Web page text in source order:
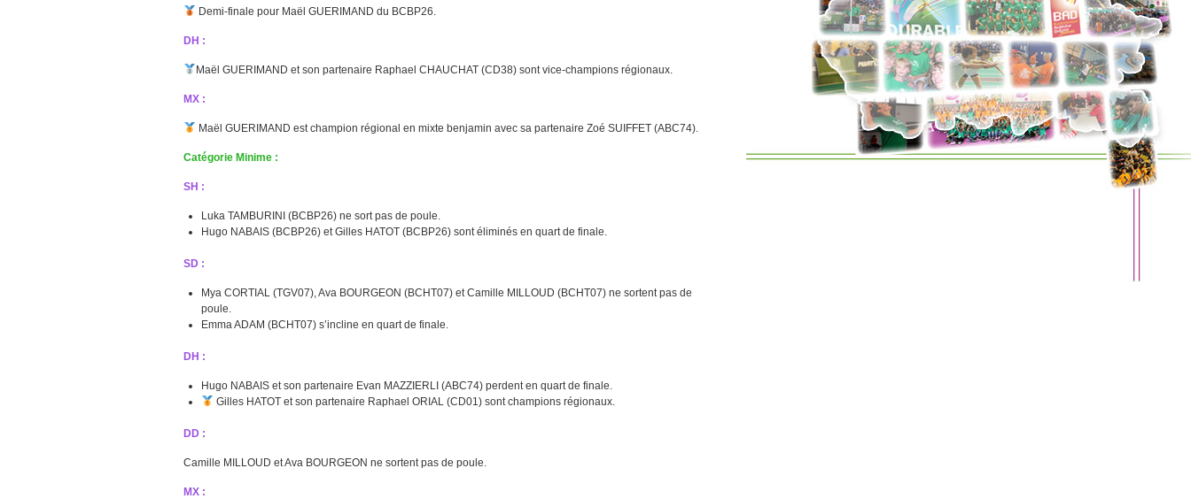
Demi-finale pour Maël GUERIMAND du BCBP26.
DH :
Maël GUERIMAND et son partenaire Raphael CHAUCHAT (CD38) sont vice-champions régionaux.
MX :
Maël GUERIMAND est champion régional en mixte benjamin avec sa partenaire Zoé SUIFFET (ABC74).
Catégorie Minime :
SH :
Luka TAMBURINI (BCBP26) ne sort pas de poule.
Hugo NABAIS (BCBP26) et Gilles HATOT (BCBP26) sont éliminés en quart de finale.
SD :
Mya CORTIAL (TGV07), Ava BOURGEON (BCHT07) et Camille MILLOUD (BCHT07) ne sortent pas de
poule.
Emma ADAM (BCHT07) s’incline en quart de finale.
DH :
Hugo NABAIS et son partenaire Evan MAZZIERLI (ABC74) perdent en quart de finale.
Gilles HATOT et son partenaire Raphael ORIAL (CD01) sont champions régionaux.
DD :
Camille MILLOUD et Ava BOURGEON ne sortent pas de poule.
MX :